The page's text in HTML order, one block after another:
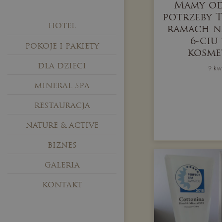
HOTEL
POKOJE I PAKIETY
DLA DZIECI
MINERAL SPA
RESTAURACJA
NATURE & ACTIVE
BIZNES
GALERIA
KONTAKT
Mamy
potrzeby
ramach
6-
9